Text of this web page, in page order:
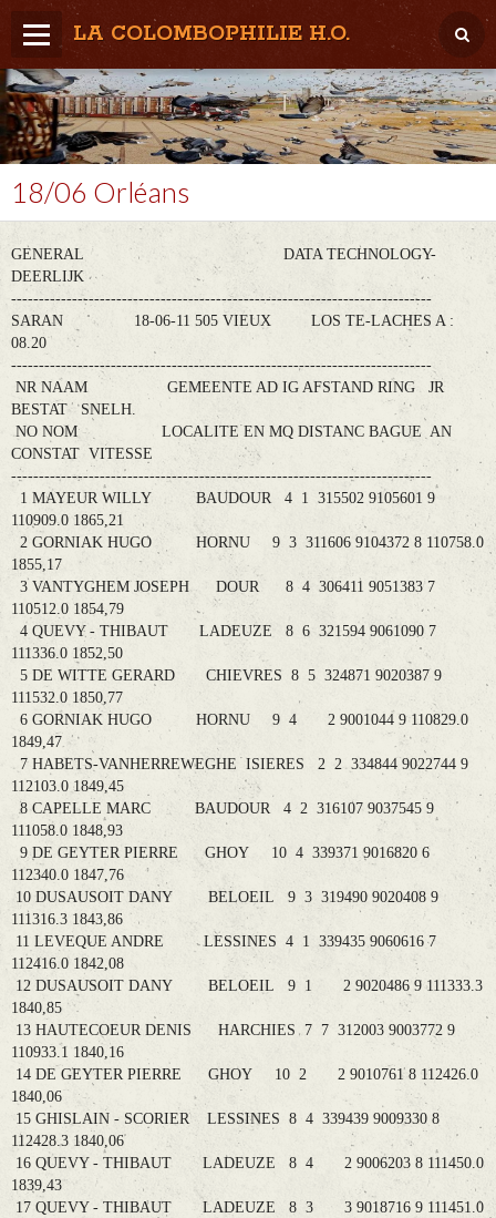
LA COLOMBOPHILIE H.O.
Home
Météo / Het weer
Lâcher / Los
Result. clubs, Provincial, (Inter)National
RFCB / KBDB
18/06 Orléans
GENERAL DATA TECHNOLOGY-
DEERLIJK
----------------------------------------------------------------------------
SARAN 18-06-11 505 VIEUX LOS TE-LACHES A :
08.20
----------------------------------------------------------------------------
NR NAAM GEMEENTE AD IG AFSTAND RING JR
BESTAT SNELH.
NO NOM LOCALITE EN MQ DISTANC BAGUE AN
CONSTAT VITESSE
----------------------------------------------------------------------------
1 MAYEUR WILLY BAUDOUR 4 1 315502 9105601 9
110909.0 1865,21
2 GORNIAK HUGO HORNU 9 3 311606 9104372 8 110758.0
1855,17
3 VANTYGHEM JOSEPH DOUR 8 4 306411 9051383 7
110512.0 1854,79
4 QUEVY - THIBAUT LADEUZE 8 6 321594 9061090 7
111336.0 1852,50
5 DE WITTE GERARD CHIEVRES 8 5 324871 9020387 9
111532.0 1850,77
6 GORNIAK HUGO HORNU 9 4 2 9001044 9 110829.0
1849,47
7 HABETS-VANHERREWEGHE ISIERES 2 2 334844 9022744 9
112103.0 1849,45
8 CAPELLE MARC BAUDOUR 4 2 316107 9037545 9
111058.0 1848,93
9 DE GEYTER PIERRE GHOY 10 4 339371 9016820 6
112340.0 1847,76
10 DUSAUSOIT DANY BELOEIL 9 3 319490 9020408 9
111316.3 1843,86
11 LEVEQUE ANDRE LESSINES 4 1 339435 9060616 7
112416.0 1842,08
12 DUSAUSOIT DANY BELOEIL 9 1 2 9020486 9 111333.3
1840,85
13 HAUTECOEUR DENIS HARCHIES 7 7 312003 9003772 9
110933.1 1840,16
14 DE GEYTER PIERRE GHOY 10 2 2 9010761 8 112426.0
1840,06
15 GHISLAIN - SCORIER LESSINES 8 4 339439 9009330 8
112428.3 1840,06
16 QUEVY - THIBAUT LADEUZE 8 4 2 9006203 8 111450.0
1839,43
17 QUEVY - THIBAUT LADEUZE 8 3 3 9018716 9 111451.0